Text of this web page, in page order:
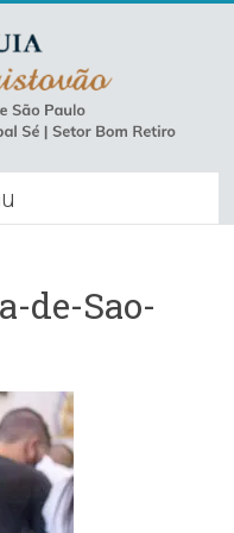
de-Sao-